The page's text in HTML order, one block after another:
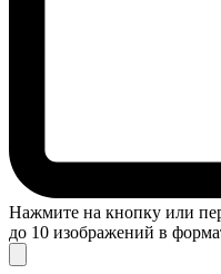
Нажмите на кнопку или
до 10 изображений в